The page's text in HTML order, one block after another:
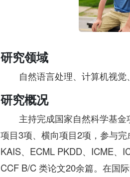
研究领域
自然语言处理、计算机视觉
研究概况
主持完成国家自然科学基
项目3项、横向项目2项，参与
KAIS、ECML PKDD、ICME、
CCF B/C 类论文20余篇。在国